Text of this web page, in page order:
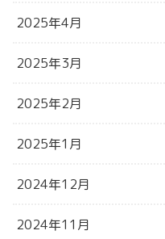
2025年4月
2025年3月
2025年2月
2025年1月
2024年12月
2024年11月